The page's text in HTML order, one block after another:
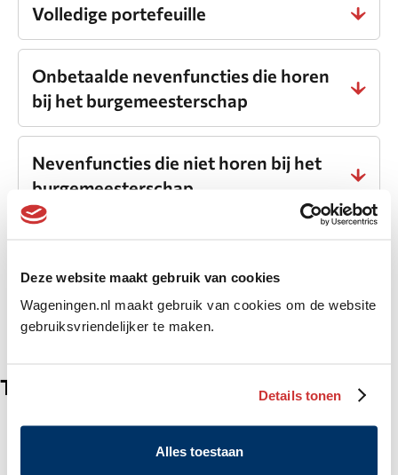
Deze website maakt gebruik van cookies
Wageningen.nl maakt gebruik van cookies om de website
gebruiksvriendelijker te maken.
Details tonen
Alles toestaan
Volledige portefeuille
Onbetaalde nevenfuncties die horen
bij het burgemeesterschap
Nevenfuncties die niet horen bij het
burgemeesterschap
U vraagt een gesprek aan met de burgemeester via
diens secretaresse: Anja van der Staaij.Bel (0317)
49 24 41of stuur een e-mail naar
Toespraken